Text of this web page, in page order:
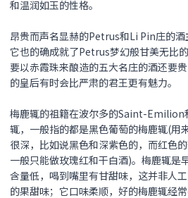
和温润如玉的性格。
昂贵而声名显赫的Petrus和Li Pin庄的酒
它也的确成就了Petrus梦幻般甘美无比
要以赤霞珠来酿造的五大名庄的酒还要
的皇后有时会比严肃的君王更有魅力。
梅鹿辄的祖籍在波尔多的Saint-
辄，一般指的都是黑色葡萄的梅鹿辄(用
很深，比如说黑色和深紫色的，而红色
一般只能做玫瑰红和干白酒)。梅鹿辄是
含量低，喝到嘴里有甘甜味，这并非人
的果甜味；它口味柔顺，好的梅鹿辄经